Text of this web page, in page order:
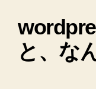
と、な